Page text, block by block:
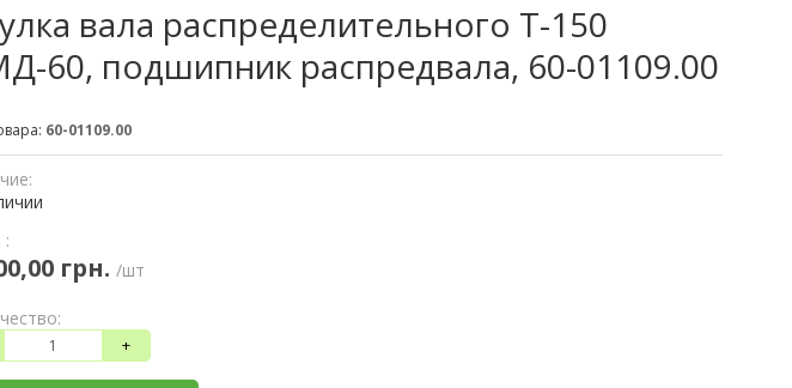
вала распределительного Т-150
60, подшипник распредвала, 60-01109.00
60-01109.00
:
грн. /шт
+